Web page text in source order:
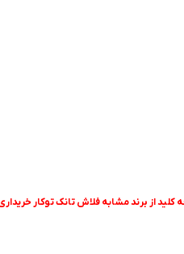
از برند مشابه فلاش تانک توکار